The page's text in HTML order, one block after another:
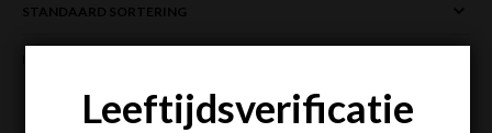
Leeftijdsverificatie